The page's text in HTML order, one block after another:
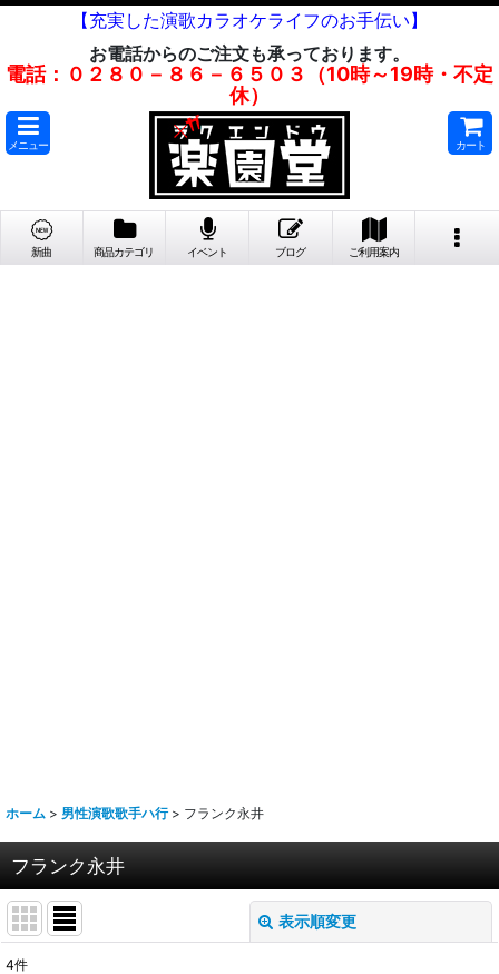
【充実した演歌カラオケライフのお手伝い】
お電話からのご注文も承っております。
電話：０２８０－８６－６５０３（10時～19時・不定
休）
メニュー カート
新曲 商品カテゴリ イベント ブログ ご利用案内
ホーム > 男性演歌歌手ハ行 > フランク永井
フランク永井
表示順変更
4件